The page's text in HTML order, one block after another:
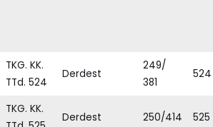
TKG. KK.
TTd. 524
Derdest
249/
381
524
TKG. KK.
Derdest 250/414 525